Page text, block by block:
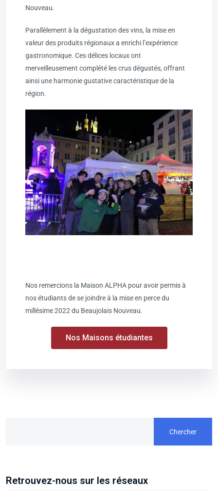
Nouveau.
Parallèlement à la dégustation des vins, la mise en
valeur des produits régionaux a enrichi l’expérience
gastronomique. Ces délices locaux ont
merveilleusement complété les crus dégustés, offrant
ainsi une harmonie gustative caractéristique de la
région.
Nos remercions la Maison ALPHA pour avoir permis à
nos étudiants de se joindre à la mise en perce du
millésime 2022 du Beaujolais Nouveau.
Nos Maisons étudiantes
Chercher
Retrouvez-nous sur les réseaux